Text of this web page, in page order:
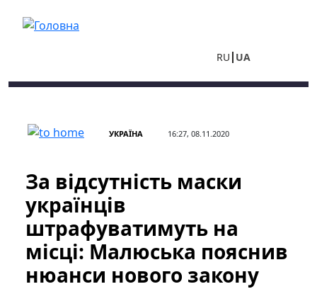
RU UA
УКРАЇНА 16:27, 08.11.2020
За відсутність маски
українців
штрафуватимуть на
місці: Малюська пояснив
нюанси нового закону